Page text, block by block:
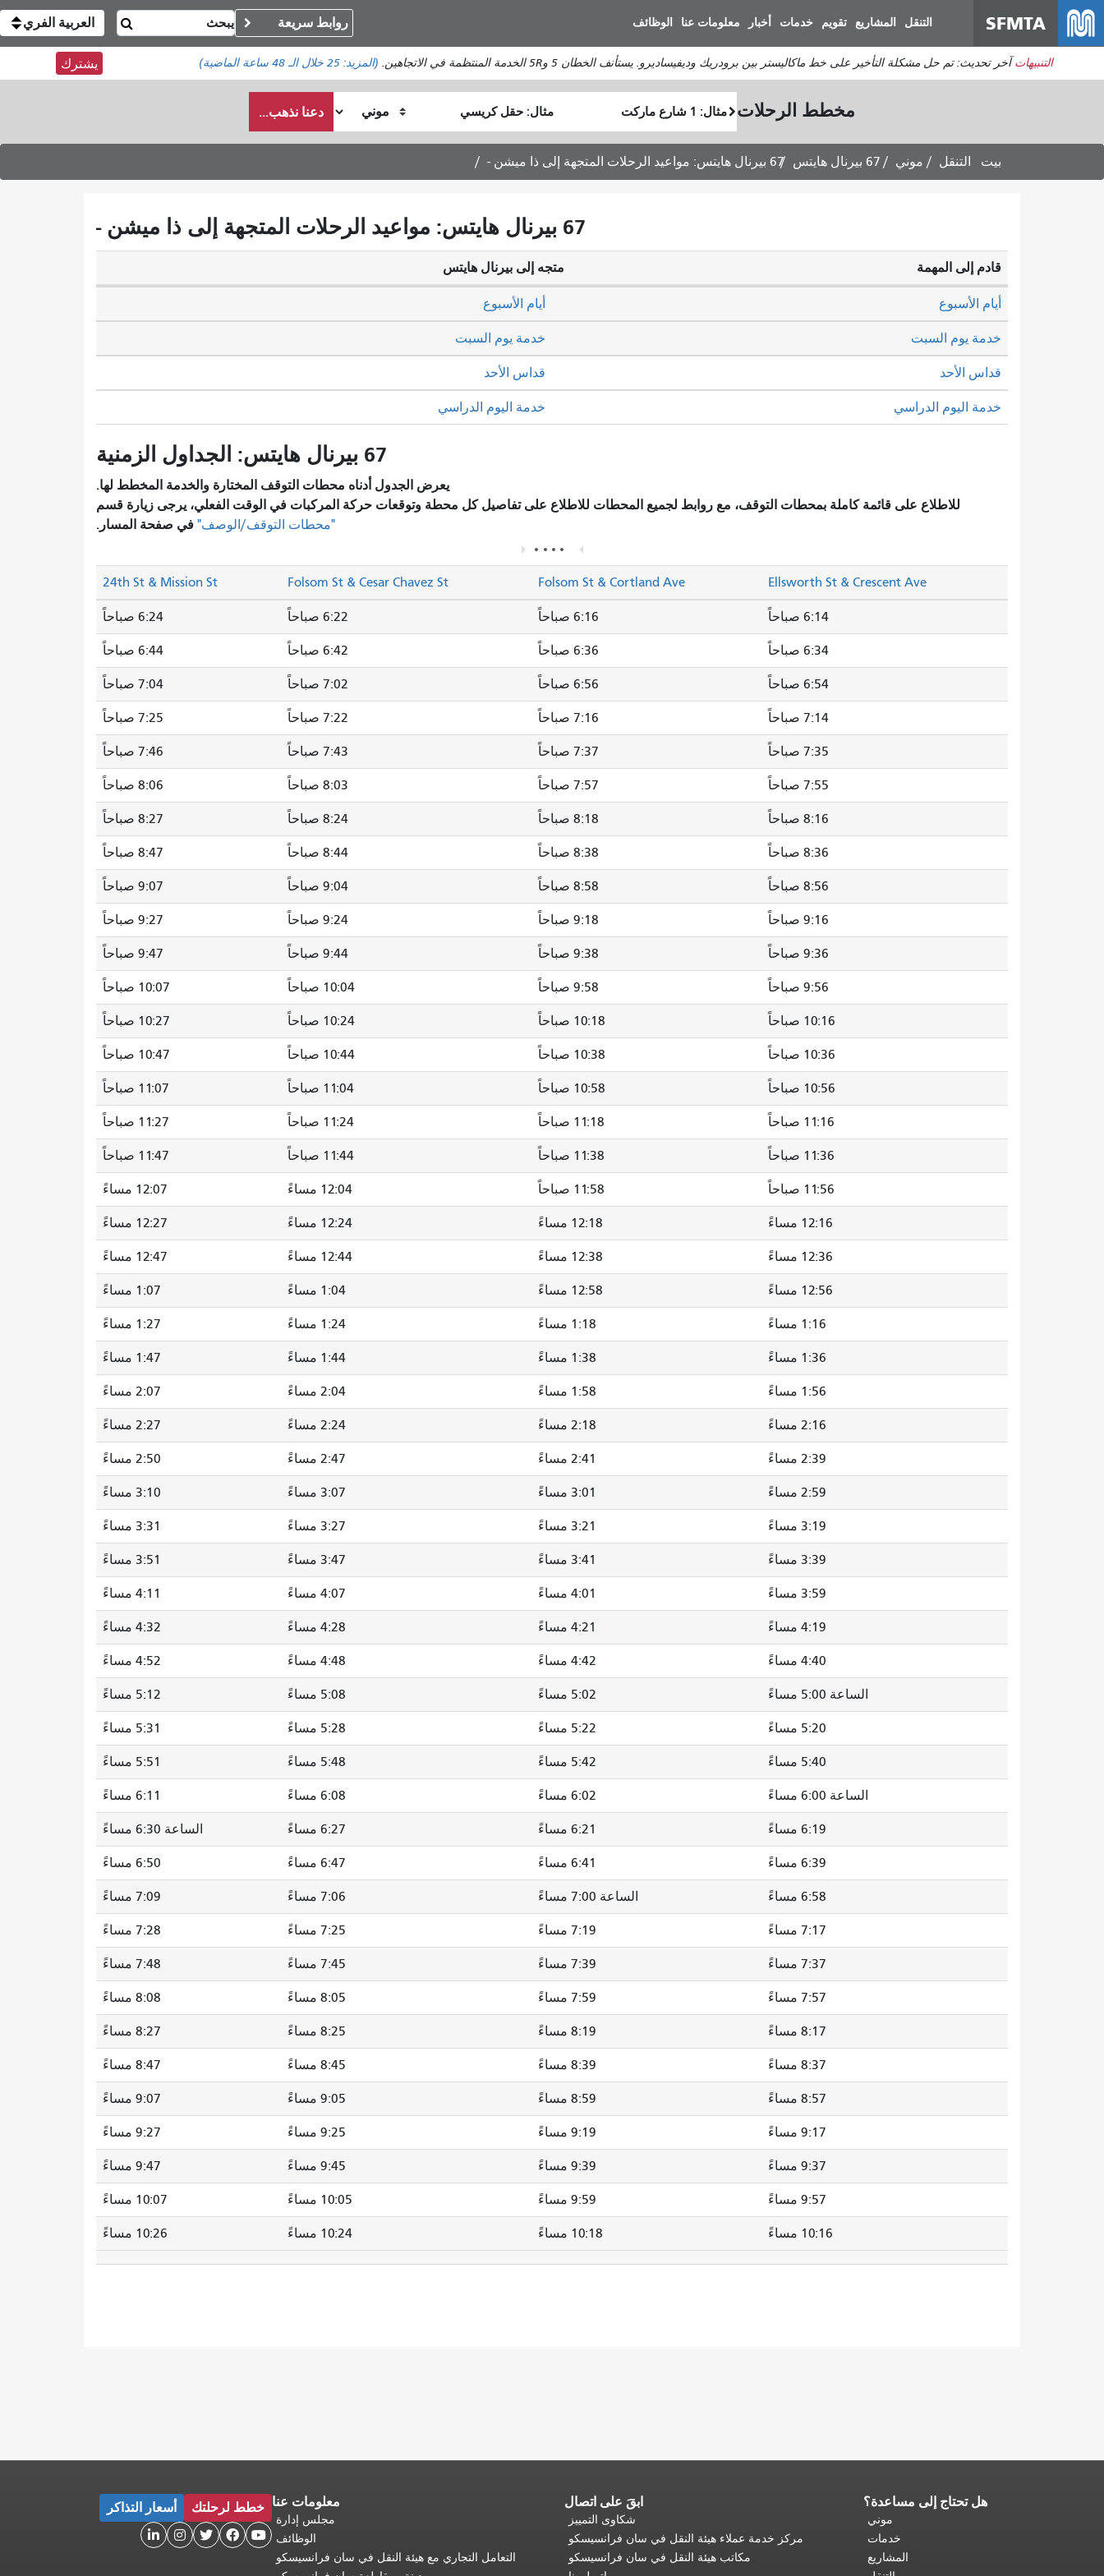
المحتوى
الرئيسي
SFMTA التنقل المشاريع تقويم خدمات أخبار معلومات عنا الوظائف روابط سريعة العربية الفري
التنبيهات آخر تحديث: تم حل مشكلة التأخير على خط ماكاليستر بين برودريك وديفيساديرو. يستأنف الخطان 5 و5R الخدمة المنتظمة في الاتجاهين. (المزيد:25 خلال الـ 48 ساعة الماضية) يشترك
مخطط الرحلات
البداية
النهاية
كيف
أرغب
في
السفر
دعنا نذهب...
بيت التنقل موني 67 بيرنال هايتس 67 بيرنال هايتس: مواعيد الرحلات المتجهة إلى ذا ميشن -
67 بيرنال هايتس: مواعيد الرحلات المتجهة إلى ذا ميشن -
قادم إلى المهمة متجه إلى بيرنال هايتس
خدمة يوم السبت خدمة يوم السبت
قداس الأحد قداس الأحد
أيام الأسبوع أيام الأسبوع
خدمة اليوم الدراسي خدمة اليوم الدراسي
67 بيرنال هايتس: الجداول الزمنية
يعرض الجدول أدناه محطات التوقف المختارة والخدمة المخطط لها.
للاطلاع على قائمة كاملة بمحطات التوقف، مع روابط لجميع المحطات للاطلاع على تفاصيل كل محطة وتوقعات حركة المركبات في الوقت الفعلي، يرجى زيارة قسم
"محطات التوقف/الوصف" في صفحة المسار.
Ellsworth St & Crescent Ave
Folsom St & Cortland Ave
Folsom St & Cesar Chavez St
24th St & Mission St
6:14 صباحاً 6:16 صباحاً 6:22 صباحاً 6:24 صباحاً
6:34 صباحاً 6:36 صباحاً 6:42 صباحاً 6:44 صباحاً
6:54 صباحاً 6:56 صباحاً 7:02 صباحاً 7:04 صباحاً
7:14 صباحاً 7:16 صباحاً 7:22 صباحاً 7:25 صباحاً
7:35 صباحاً 7:37 صباحاً 7:43 صباحاً 7:46 صباحاً
7:55 صباحاً 7:57 صباحاً 8:03 صباحاً 8:06 صباحاً
8:16 صباحاً 8:18 صباحاً 8:24 صباحاً 8:27 صباحاً
8:36 صباحاً 8:38 صباحاً 8:44 صباحاً 8:47 صباحاً
8:56 صباحاً 8:58 صباحاً 9:04 صباحاً 9:07 صباحاً
9:16 صباحاً 9:18 صباحاً 9:24 صباحاً 9:27 صباحاً
9:36 صباحاً 9:38 صباحاً 9:44 صباحاً 9:47 صباحاً
9:56 صباحاً 9:58 صباحاً 10:04 صباحاً 10:07 صباحاً
10:16 صباحاً 10:18 صباحاً 10:24 صباحاً 10:27 صباحاً
10:36 صباحاً 10:38 صباحاً 10:44 صباحاً 10:47 صباحاً
10:56 صباحاً 10:58 صباحاً 11:04 صباحاً 11:07 صباحاً
11:16 صباحاً 11:18 صباحاً 11:24 صباحاً 11:27 صباحاً
11:36 صباحاً 11:38 صباحاً 11:44 صباحاً 11:47 صباحاً
11:56 صباحاً 11:58 صباحاً 12:04 مساءً 12:07 مساءً
12:16 مساءً 12:18 مساءً 12:24 مساءً 12:27 مساءً
12:36 مساءً 12:38 مساءً 12:44 مساءً 12:47 مساءً
12:56 مساءً 12:58 مساءً 1:04 مساءً 1:07 مساءً
1:16 مساءً 1:18 مساءً 1:24 مساءً 1:27 مساءً
1:36 مساءً 1:38 مساءً 1:44 مساءً 1:47 مساءً
1:56 مساءً 1:58 مساءً 2:04 مساءً 2:07 مساءً
2:16 مساءً 2:18 مساءً 2:24 مساءً 2:27 مساءً
2:39 مساءً 2:41 مساءً 2:47 مساءً 2:50 مساءً
2:59 مساءً 3:01 مساءً 3:07 مساءً 3:10 مساءً
3:19 مساءً 3:21 مساءً 3:27 مساءً 3:31 مساءً
3:39 مساءً 3:41 مساءً 3:47 مساءً 3:51 مساءً
3:59 مساءً 4:01 مساءً 4:07 مساءً 4:11 مساءً
4:19 مساءً 4:21 مساءً 4:28 مساءً 4:32 مساءً
4:40 مساءً 4:42 مساءً 4:48 مساءً 4:52 مساءً
الساعة 5:00 مساءً 5:02 مساءً 5:08 مساءً 5:12 مساءً
5:20 مساءً 5:22 مساءً 5:28 مساءً 5:31 مساءً
5:40 مساءً 5:42 مساءً 5:48 مساءً 5:51 مساءً
الساعة 6:00 مساءً 6:02 مساءً 6:08 مساءً 6:11 مساءً
6:19 مساءً 6:21 مساءً 6:27 مساءً الساعة 6:30 مساءً
6:39 مساءً 6:41 مساءً 6:47 مساءً 6:50 مساءً
6:58 مساءً الساعة 7:00 مساءً 7:06 مساءً 7:09 مساءً
7:17 مساءً 7:19 مساءً 7:25 مساءً 7:28 مساءً
7:37 مساءً 7:39 مساءً 7:45 مساءً 7:48 مساءً
7:57 مساءً 7:59 مساءً 8:05 مساءً 8:08 مساءً
8:17 مساءً 8:19 مساءً 8:25 مساءً 8:27 مساءً
8:37 مساءً 8:39 مساءً 8:45 مساءً 8:47 مساءً
8:57 مساءً 8:59 مساءً 9:05 مساءً 9:07 مساءً
9:17 مساءً 9:19 مساءً 9:25 مساءً 9:27 مساءً
9:37 مساءً 9:39 مساءً 9:45 مساءً 9:47 مساءً
9:57 مساءً 9:59 مساءً 10:05 مساءً 10:07 مساءً
10:16 مساءً 10:18 مساءً 10:24 مساءً 10:26 مساءً
هل تحتاج إلى مساعدة؟
موني
خدمات
المشاريع
ابقَ على اتصال
شكاوى التمييز
مركز خدمة عملاء هيئة النقل في سان فرانسيسكو
مكاتب هيئة النقل في سان فرانسيسكو
معلومات عنا
مجلس إدارة
الوظائف
التعامل التجاري مع هيئة النقل في سان فرانسيسكو
خطط لرحلتك أسعار التذاكر




